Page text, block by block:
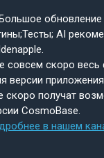
AI
совсем скоро весь
версии
скоро получат
CosmoBase.
в нашем